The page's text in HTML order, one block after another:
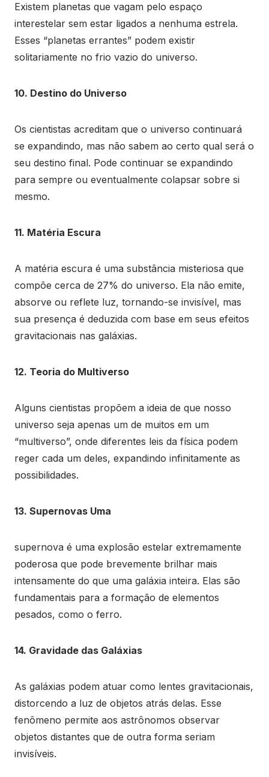
Existem planetas que vagam pelo espaço
interestelar sem estar ligados a nenhuma estrela.
Esses “planetas errantes” podem existir
solitariamente no frio vazio do universo.
10. Destino do Universo
Os cientistas acreditam que o universo continuará
se expandindo, mas não sabem ao certo qual será o
seu destino final. Pode continuar se expandindo
para sempre ou eventualmente colapsar sobre si
mesmo.
11. Matéria Escura
A matéria escura é uma substância misteriosa que
compõe cerca de 27% do universo. Ela não emite,
absorve ou reflete luz, tornando-se invisível, mas
sua presença é deduzida com base em seus efeitos
gravitacionais nas galáxias.
12. Teoria do Multiverso
Alguns cientistas propõem a ideia de que nosso
universo seja apenas um de muitos em um
“multiverso”, onde diferentes leis da física podem
reger cada um deles, expandindo infinitamente as
possibilidades.
13. Supernovas Uma
supernova é uma explosão estelar extremamente
poderosa que pode brevemente brilhar mais
intensamente do que uma galáxia inteira. Elas são
fundamentais para a formação de elementos
pesados, como o ferro.
14. Gravidade das Galáxias
As galáxias podem atuar como lentes gravitacionais,
distorcendo a luz de objetos atrás delas. Esse
fenômeno permite aos astrônomos observar
objetos distantes que de outra forma seriam
invisíveis.